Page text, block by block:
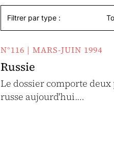
Filtrer par type :
N°116 | MARS-JUIN 1994
Russie
Le dossier comporte
russe aujourd'hui.…